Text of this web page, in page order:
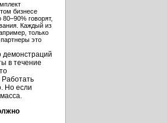
бизнесе
говорят,
Каждый из
только
это
демонстраций
в течение
Работать
Но если